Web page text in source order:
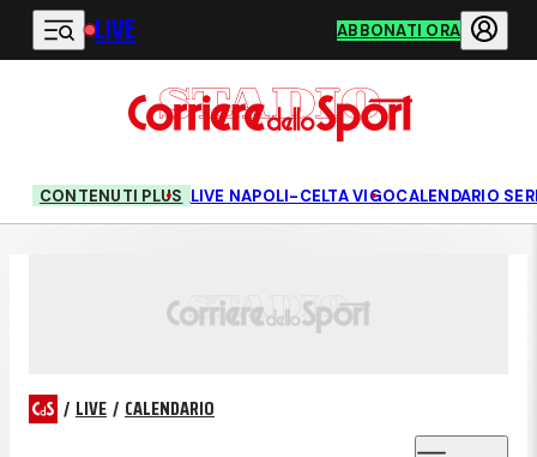
Vai al contenuto principale
LIVE ABBONATI ORA
CONTENUTI PLUS LIVE NAPOLI-CELTA VIGOCALENDARIO
/ LIVE / CALENDARIO